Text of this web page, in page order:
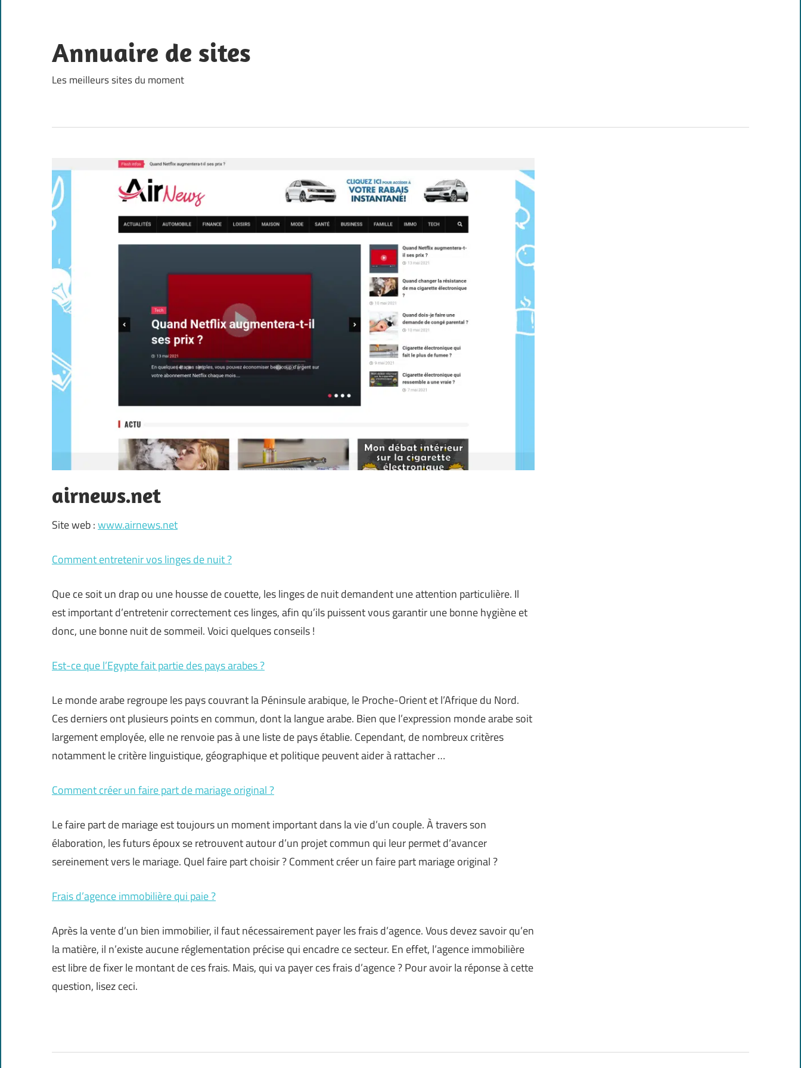
content
Annuaire de sites
Les meilleurs sites du moment
airnews.net
Site web :www.airnews.net
Comment entretenir vos linges de nuit ?
Que ce soit un drap ou une housse de couette, les linges de nuit demandent une attention particulière. Il
est important d’entretenir correctement ces linges, afin qu’ils puissent vous garantir une bonne hygiène et
donc, une bonne nuit de sommeil. Voici quelques conseils !
Est-ce que l’Egypte fait partie des pays arabes ?
Le monde arabe regroupe les pays couvrant la Péninsule arabique, le Proche-Orient et l’Afrique du Nord.
Ces derniers ont plusieurs points en commun, dont la langue arabe. Bien que l’expression monde arabe soit
largement employée, elle ne renvoie pas à une liste de pays établie. Cependant, de nombreux critères
notamment le critère linguistique, géographique et politique peuvent aider à rattacher …
Comment créer un faire part de mariage original ?
Le faire part de mariage est toujours un moment important dans la vie d’un couple. À travers son
élaboration, les futurs époux se retrouvent autour d’un projet commun qui leur permet d’avancer
sereinement vers le mariage. Quel faire part choisir ? Comment créer un faire part mariage original ?
Frais d’agence immobilière qui paie ?
Après la vente d’un bien immobilier, il faut nécessairement payer les frais d’agence. Vous devez savoir qu’en
la matière, il n’existe aucune réglementation précise qui encadre ce secteur. En effet, l’agence immobilière
est libre de fixer le montant de ces frais. Mais, qui va payer ces frais d’agence ? Pour avoir la réponse à cette
question, lisez ceci.